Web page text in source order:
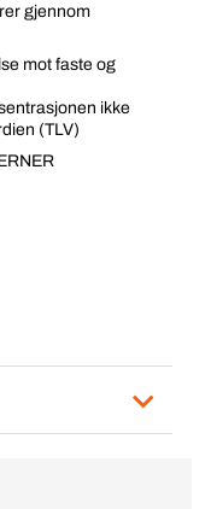
gjennom
mot faste og
ikke
(TLV)